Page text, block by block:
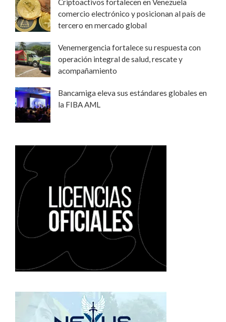
Criptoactivos fortalecen en Venezuela
comercio electrónico y posicionan al país de
tercero en mercado global
Venemergencia fortalece su respuesta con
operación integral de salud, rescate y
acompañamiento
Bancamiga eleva sus estándares globales en
la FIBA AML